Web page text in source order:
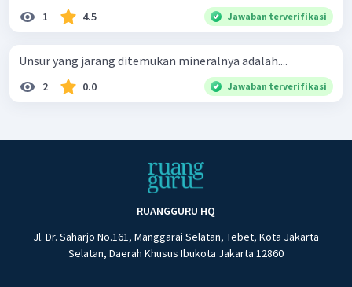
1 4.5 Jawaban terverifikasi
Unsur yang jarang ditemukan mineralnya adalah....
2 0.0 Jawaban terverifikasi
RUANGGURU HQ
Jl. Dr. Saharjo No.161, Manggarai Selatan, Tebet, Kota Jakarta
Selatan, Daerah Khusus Ibukota Jakarta 12860